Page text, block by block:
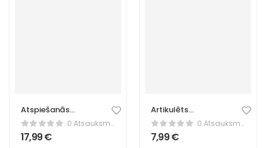
Atspiešanās
rokturi – fitnesa
stieņi
0 Atsauksmes
17,99€
Artikulēts
astoņkājis –
elastīga fidget
rotaļlieta
0 Atsauksmes
7,99€